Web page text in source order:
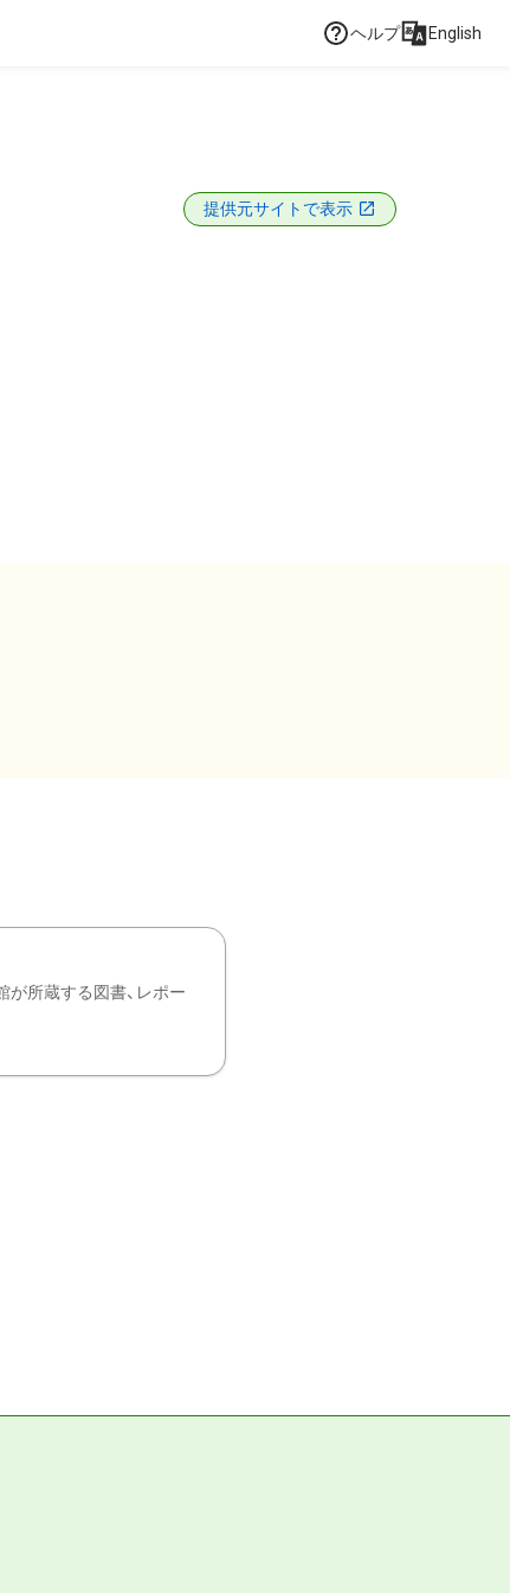
ヘルプ English
提供元サイトで表示
所蔵する図書、レポー